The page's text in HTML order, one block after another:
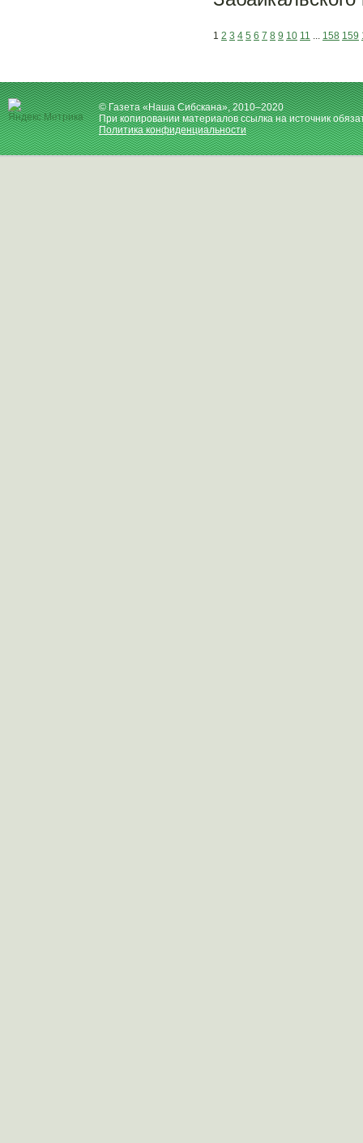
1 2 3 4 5 6 7 8 9 10 11 ... 158 159
© Газета «Наша Сибскана», 2010–2020
При копировании материалов ссылка на источник
Политика конфиденциальности